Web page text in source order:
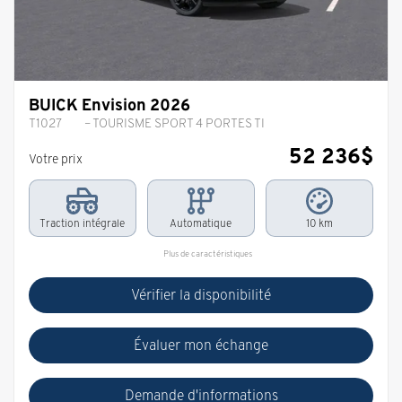
BUICK Envision 2026
T1027 – TOURISME SPORT 4 PORTES TI
Votre prix 52 236$
Traction intégrale Automatique 10 km
Plus de caractéristiques
Vérifier la disponibilité
Évaluer mon échange
Demande d'informations